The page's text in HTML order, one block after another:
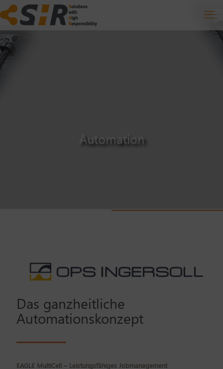
Automation
Das ganzheitliche
Automationskonzept
EAGLE MultiCell – Leistungsfähiges Jobmanagement